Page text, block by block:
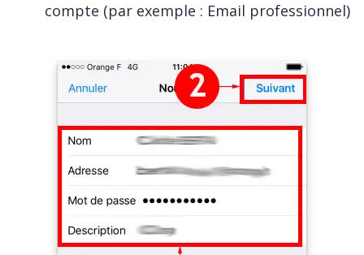
compte (par exemple : Email professionnel)